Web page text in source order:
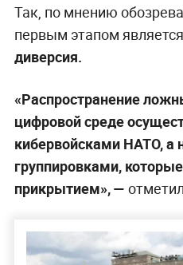
Так, по мнению
первым этапом является
диверсия.
«Распространение
цифровой среде
кибервойсками НАТО, а
группировками,
прикрытием», —